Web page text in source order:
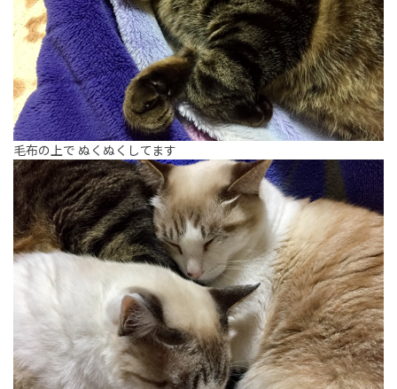
毛布の上で ぬくぬくしてます